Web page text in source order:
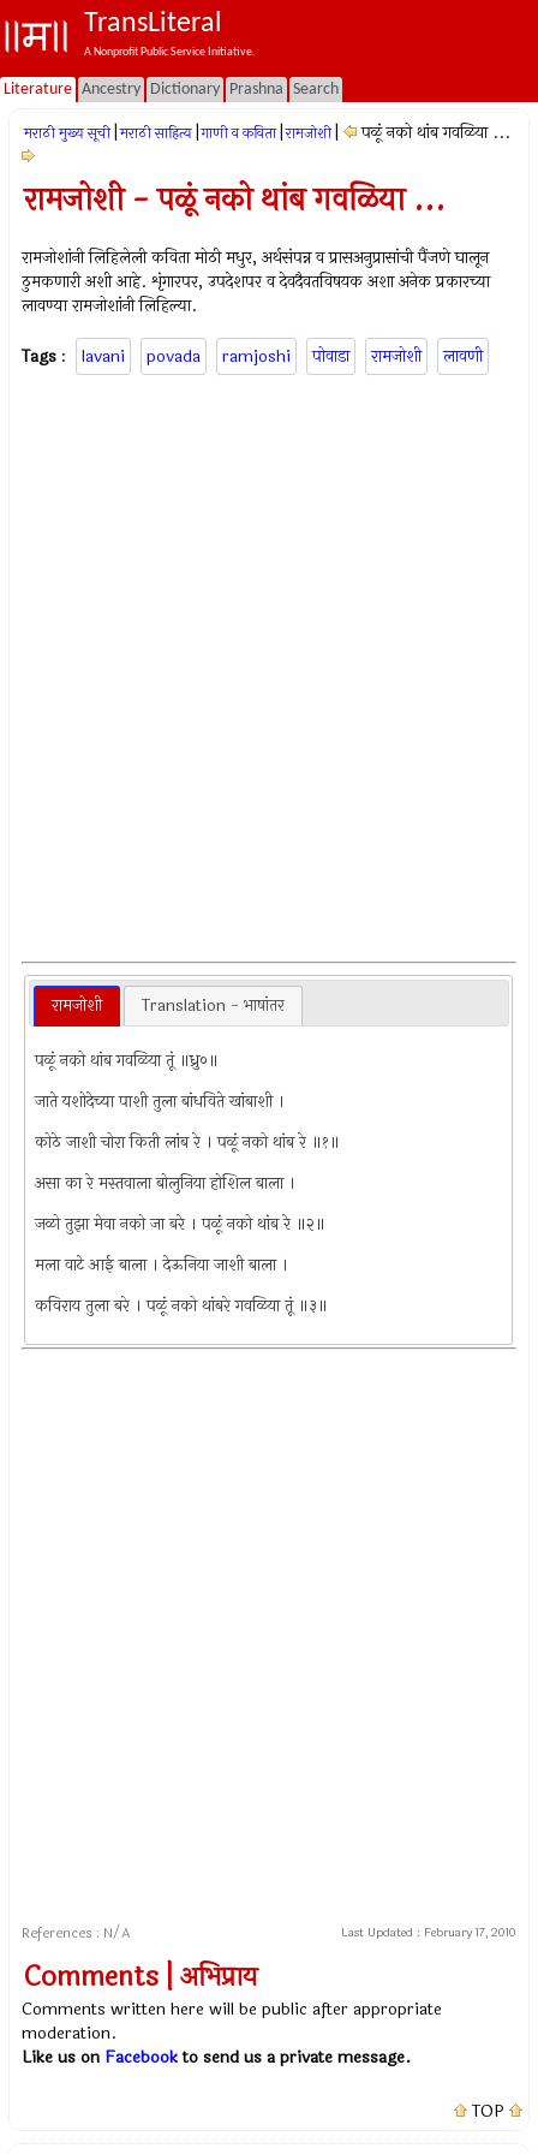
TransLiteral
A Nonprofit Public Service Initiative.
Literature Ancestry Dictionary Prashna Search
मराठी मुख्य सूची मराठी साहित्य गाणी व कविता रामजोशी पळूं नको थांब गवळिया ...
रामजोशी - पळूं नको थांब गवळिया ...
रामजोशांनी लिहिलेली कविता मोठी मधुर, अर्थसंपन्न व प्रासअनुप्रासांची पैंजणे घालून
ठुमकणारी अशी आहे. शृंगारपर, उपदेशपर व देवदैवतविषयक अशा अनेक प्रकारच्या
लावण्या रामजोशांनी लिहिल्या.
Tags : lavani povada ramjoshi पोवाडा रामजोशी लावणी
रामजोशी Translation - भाषांतर
पळूं नको थांब गवळिया तूं ॥ध्रु०॥
जाते यशोदेच्या पाशी तुला बांधविते खांबाशी ।
कोठे जाशी चोरा किती लांब रे । पळूं नको थांब रे ॥१॥
असा का रे मस्तवाला बोलुनिया होशिल बाला ।
जळो तुझा मेवा नको जा बरे । पळूं नको थांब रे ॥२॥
मला वाटे आई बाला । देऊनिया जाशी बाला ।
कविराय तुला बरे । पळूं नको थांबरे गवळिया तूं ॥३॥
References : N/A Last Updated : February 17, 2010
Comments | अभिप्राय
Comments written here will be public after appropriate
moderation.
Like us on Facebookto send us a private message.
TOP